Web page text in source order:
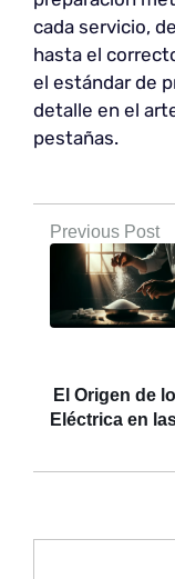
cada servicio,
hasta el
el estándar de
detalle en el
pestañas.
Previous Post
El Origen de
Eléctrica en